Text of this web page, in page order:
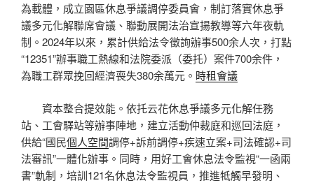
為載體，成立園區休息爭議調停委員會，制訂落實休息爭
議多元化解聯席會議、聯動展開法治宣揚教導等六年夜軌
制。2024年以來，累計供給法令徵詢辦事500余人次，打點
“12351”辦事職工熱線和法院委派（委托）案件700余件，
為職工群眾挽回經濟喪失380余萬元。 時租會議
資本整合提效能。依托云花休息爭議多元化解任務
站、工會驛站等辦事陣地，建立活動仲裁庭和巡回法庭，
供給“國民個人空間調停+訴前調停+疾速立案+司法確認+司
法審訊”一體化辦事。同時，用好工會休息法令監視“一函兩
書”軌制，培訓121名休息法令監視員，推進牴觸早發明、